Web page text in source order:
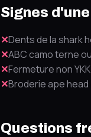
Signes
✕Dents de la shark
✕ABC camo terne
✕Fermeture non
✕Broderie ape
Questions